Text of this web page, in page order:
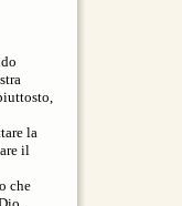
la
il
che